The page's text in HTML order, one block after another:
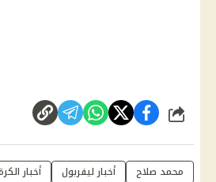
شارك
محمد صلاح أخبار ليفربول أخبار